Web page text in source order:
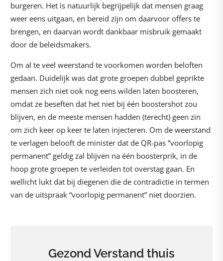
burgeren. Het is natuurlijk begrijpelijk dat mensen graag
weer eens uitgaan, en bereid zijn om daarvoor offers te
brengen, en daarvan wordt dankbaar misbruik gemaakt
door de beleidsmakers.
Om al te veel weerstand te voorkomen worden beloften
gedaan. Duidelijk was dat grote groepen dubbel geprikte
mensen zich niet ook nog eens wilden laten boosteren,
omdat ze beseften dat het niet bij één boostershot zou
blijven, en de meeste mensen hadden (terecht) geen zin
om zich keer op keer te laten injecteren. Om de weerstand
te verlagen belooft de minister dat de QR-pas “voorlopig
permanent” geldig zal blijven na één boosterprik, in de
hoop grote groepen te verleiden tot overstag gaan. En
wellicht lukt dat bij diegenen die de contradictie in termen
van de uitspraak “voorlopig permanent” niet doorzien.
Gezond Verstand thuis